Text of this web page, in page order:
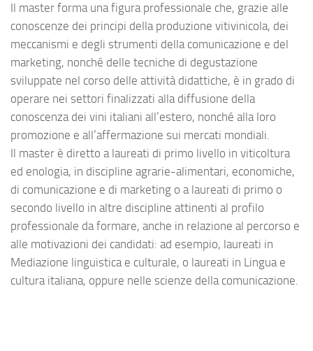
Il master forma una figura professionale che, grazie alle
conoscenze dei principi della produzione vitivinicola, dei
meccanismi e degli strumenti della comunicazione e del
marketing, nonché delle tecniche di degustazione
sviluppate nel corso delle attività didattiche, è in grado di
operare nei settori finalizzati alla diffusione della
conoscenza dei vini italiani all’estero, nonché alla loro
promozione e all’affermazione sui mercati mondiali.
Il master è diretto a laureati di primo livello in viticoltura
ed enologia, in discipline agrarie-alimentari, economiche,
di comunicazione e di marketing o a laureati di primo o
secondo livello in altre discipline attinenti al profilo
professionale da formare, anche in relazione al percorso e
alle motivazioni dei candidati: ad esempio, laureati in
Mediazione linguistica e culturale, o laureati in Lingua e
cultura italiana, oppure nelle scienze della comunicazione.